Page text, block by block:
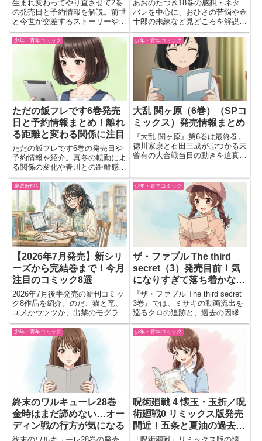
生まれ変わってやり直させて2巻
の発売日と予約情報を解説。前世
と今世が交差するストーリーや綾
瀬との関係、新たな転生者の登場
など見どころを紹介。
あおのたつき18巻の感想・ネタ
バレを中心に、おひさの苦悩や金
十郎の未練など見どころを解説。
遊女たちとの関係や今後の展開も
気になる一冊。
少年・青年コミック
ただの飯フレです6巻発売
日と予約情報まとめ！離れ
る距離と変わる関係に注目
ただの飯フレです6巻の発売日や
予約情報を紹介。真冬の転勤によ
る関係の変化や春川との距離感な
ど、気になる展開をわかりやすく
まとめた記事。
少年・青年コミック
大乱 関ヶ原（6巻）（SPコ
ミックス）発売情報まとめ
『大乱 関ヶ原』第6巻は最終巻。
徳川家康と石田三成がぶつかる未
曾有の大合戦当日の動きを迫真の
厳選8作品
【2026年7月発売】新シリ
ーズから完結巻まで！今月
注目のコミック8選
2026年7月後半発売の新刊コミッ
ク8作品を紹介。のだ、猫と竜、
ユメかウツツか、出禁のモグラな
ど幅広いジャンルを掲載。新シリ
ーズから完結巻まで、それぞれの
あらすじや注目ポイントをまとめ
て確認できます。
少年・青年コミック
ザ・ファブル The third
secret（3）発売目前！気
になりすぎて落ち着かない
んだけど…！【発売日：
2025年12月5日】
『ザ・ファブル The third secret
3巻』では、ミサキの動画流出を
巡るクロの追跡と、過去の因縁が
明らかに。野村・山城事件や井土
との関係、兄弟殺し屋の動きなど
緊張高まる展開を紹介。
少年・青年コミック
終末のワルキューレ28巻
金時はまだ諦めない…オー
ディン戦の行方が気になる
少年・青年コミック
呪術廻戦 4 懐玉・玉折／呪
術廻戦0 リミックス版発売
間近！五条と夏油の過去が
胸に刺さりすぎる名エピソ